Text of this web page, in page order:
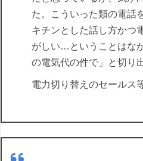
た。こういった類の電話
キチンとした話し方かつ
がしい…ということはな
の電気代の件で」と切り
電力切り替えのセールス